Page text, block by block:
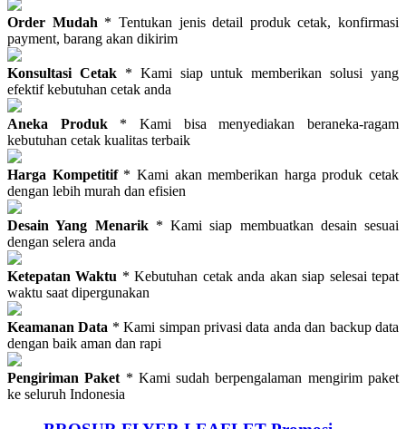
Order Mudah * Tentukan jenis detail produk cetak, konfirmasi
payment, barang akan dikirim
Konsultasi Cetak* Kami siap untuk memberikan solusi yang
efektif kebutuhan cetak anda
Aneka Produk * Kami bisa menyediakan beraneka-ragam
kebutuhan cetak kualitas terbaik
Harga Kompetitif* Kami akan memberikan harga produk cetak
dengan lebih murah dan efisien
Desain Yang Menarik* Kami siap membuatkan desain sesuai
dengan selera anda
Ketepatan Waktu * Kebutuhan cetak anda akan siap selesai tepat
waktu saat dipergunakan
Keamanan Data * Kami simpan privasi data anda dan backup data
dengan baik aman dan rapi
Pengiriman Paket * Kami sudah berpengalaman mengirim paket
ke seluruh Indonesia